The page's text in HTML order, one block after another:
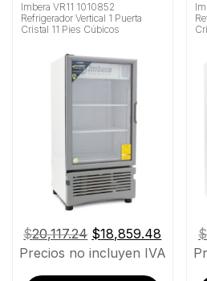
Imbera VR11 1010852
Refrigerador Vertical 1 Puerta
Cristal 11 Pies Cúbicos
$20,117.24 El
precio
$18,859.48
precio
Precios no incluyen IVA
$